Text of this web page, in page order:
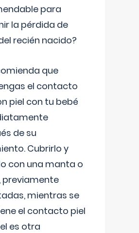
para
la pérdida de
recién nacido?
que
el contacto
piel con tu bebé
de su
Cubrirlo y
con una manta o
previamente
mientras se
el contacto piel
es otra